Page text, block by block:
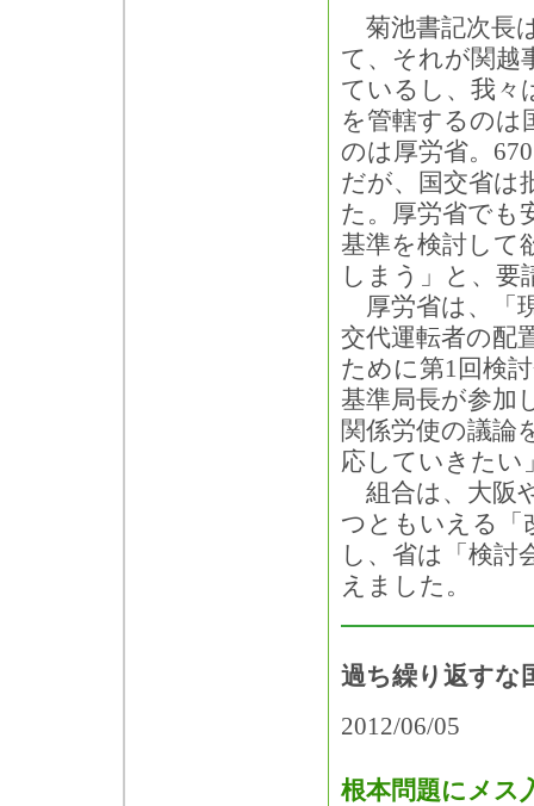
菊池書記次長
て、それが関越
ているし、我々
を管轄するのは
のは厚労省。
だが、国交省は
た。厚労省でも
基準を検討して
しまう」と、要
厚労省は、「
交代運転者の配
ために第1回検
基準局長が参加
関係労使の議論
応していきたい
組合は、大阪
つともいえる「
し、省は「検討
えました。
過ち繰り返すな
2012/06/05
根本問題にメス